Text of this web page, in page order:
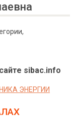
sibac.info
ЭНЕРГИИ